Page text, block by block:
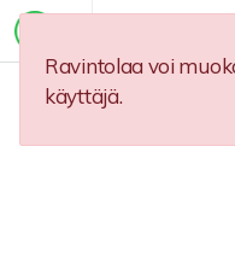
Ravintolaa voi
käyttäjä.